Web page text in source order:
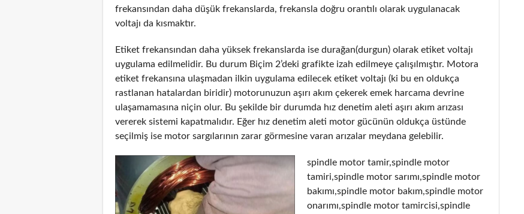
frekansından daha düşük frekanslarda, frekansla doğru orantılı olarak uygulanacak
voltajı da kısmaktır.
Etiket frekansından daha yüksek frekanslarda ise durağan(durgun) olarak etiket voltajı
uygulama edilmelidir. Bu durum Biçim 2’deki grafikte izah edilmeye çalışılmıştır. Motora
etiket frekansına ulaşmadan ilkin uygulama edilecek etiket voltajı (ki bu en oldukça
rastlanan hatalardan biridir) motorunuzun aşırı akım çekerek emek harcama devrine
ulaşamamasına niçin olur. Bu şekilde bir durumda hız denetim aleti aşırı akım arızası
vererek sistemi kapatmalıdır. Eğer hız denetim aleti motor gücünün oldukça üstünde
seçilmiş ise motor sargılarının zarar görmesine varan arızalar meydana gelebilir.
spindle motor tamir,spindle motor
tamiri,spindle motor sarımı,spindle motor
bakımı,spindle motor bakım,spindle motor
onarımı,spindle motor tamircisi,spindle